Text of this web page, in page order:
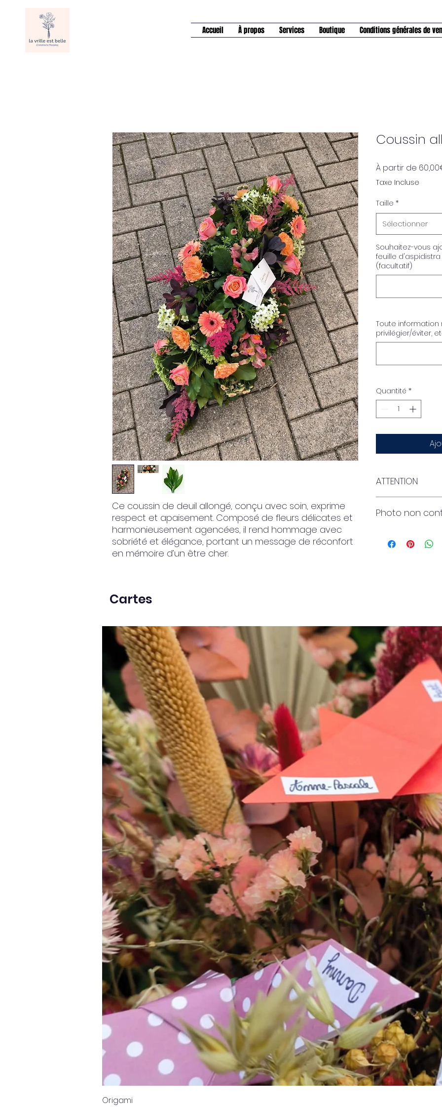
Accueil À propos Services Boutique Conditions générales de
Ce coussin de deuil allongé, conçu avec soin, exprime
respect et apaisement. Composé de fleurs délicates et
harmonieusement agencées, il rend hommage avec
sobriété et élégance, portant un message de réconfort
en mémoire d’un être cher.
Coussin
À partir de
Taxe Incluse
Taille *
Sélectionner
Souhaitez-vous
feuille
(facultatif)
Toute information
privilégier/éviter,
Quantité *
ATTENTION
pour créer des
longue - voir la
Photo non
Cartes
Origami